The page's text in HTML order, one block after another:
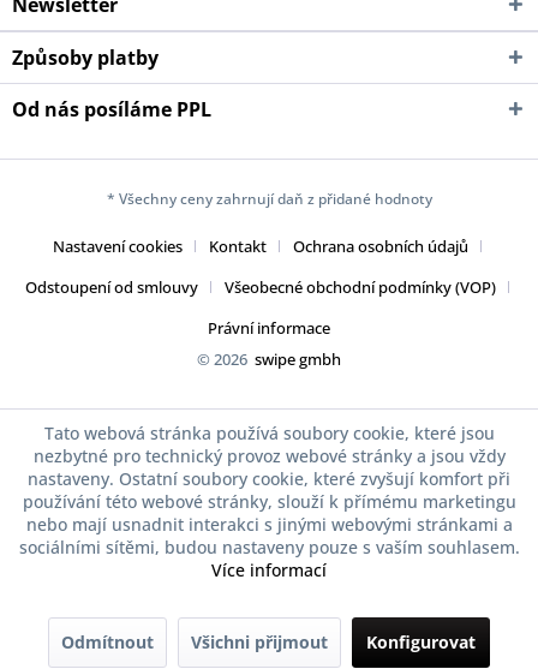
Způsoby platby
Od nás posíláme PPL
* Všechny ceny zahrnují daň z přidané hodnoty
Nastavení cookies Kontakt
Ochrana osobních údajů
Odstoupení od smlouvy
Všeobecné obchodní podmínky (VOP)
Právní informace
© 2026 swipe gmbh
Tato webová stránka používá soubory cookie, které jsou
nezbytné pro technický provoz webové stránky a jsou vždy
nastaveny. Ostatní soubory cookie, které zvyšují komfort při
používání této webové stránky, slouží k přímému marketingu
nebo mají usnadnit interakci s jinými webovými stránkami a
sociálními sítěmi, budou nastaveny pouze s vaším souhlasem.
Více informací
Odmítnout Všichni přijmout Konfigurovat